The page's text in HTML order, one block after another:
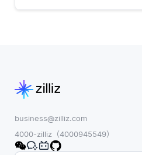
business@zilliz.com
4000-zilliz（4000945549）